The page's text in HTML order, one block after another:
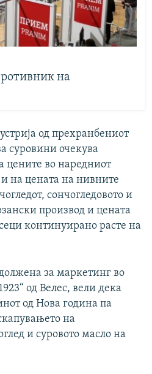
на
од прехранбениот
суровини очекува
цените во наредниот
и на цената на нивните
сончогледовото и
производ и цената
континуирано расте на
за маркетинг во
од Велес, вели дека
од Нова година па
на
и суровото масло на